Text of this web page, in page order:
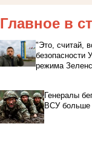
Главное в
"Это, считай,
безопасности
режима
Генералы
ВСУ больше